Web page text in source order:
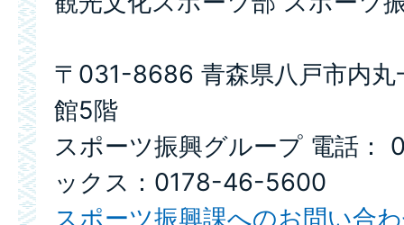
〒031-8686 青森県八戸市内丸
館5階
スポーツ振興グループ 電話
ックス：0178-46-5600
スポーツ振興課へのお問い合